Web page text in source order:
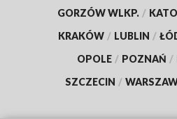
GORZÓW WLKP. /
KRAKÓW / LUBLIN /
OPOLE / POZNAŃ /
SZCZECIN /